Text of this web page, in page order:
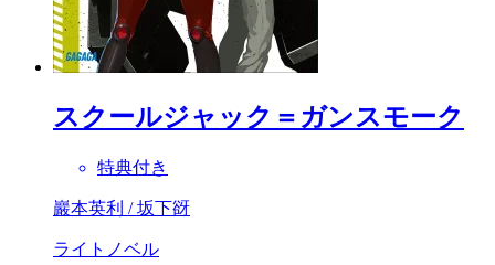
スクールジャック＝ガンスモーク
特典付き
巖本英利 / 坂下谺
ライトノベル